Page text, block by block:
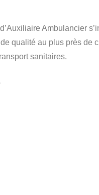
Ambulancier
qualité au plus près de
sanitaires.